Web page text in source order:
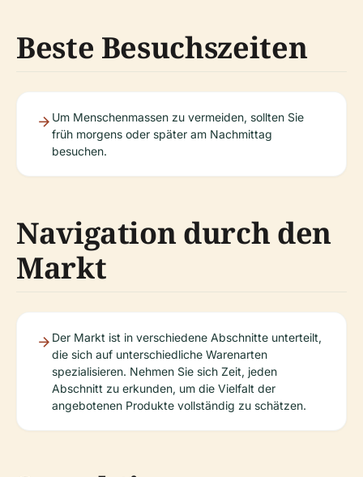
Beste Besuchszeiten
Um Menschenmassen zu vermeiden, sollten Sie
früh morgens oder später am Nachmittag
besuchen.
Navigation durch den
Markt
Der Markt ist in verschiedene Abschnitte unterteilt,
die sich auf unterschiedliche Warenarten
spezialisieren. Nehmen Sie sich Zeit, jeden
Abschnitt zu erkunden, um die Vielfalt der
angebotenen Produkte vollständig zu schätzen.